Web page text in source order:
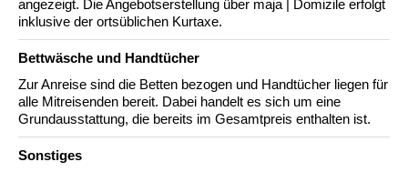
angezeigt. Die Angebotserstellung über maja | Domizile erfolgt
inklusive der ortsüblichen Kurtaxe.
Bettwäsche und Handtücher
Zur Anreise sind die Betten bezogen und Handtücher liegen für
alle Mitreisenden bereit. Dabei handelt es sich um eine
Grundausstattung, die bereits im Gesamtpreis enthalten ist.
Sonstiges